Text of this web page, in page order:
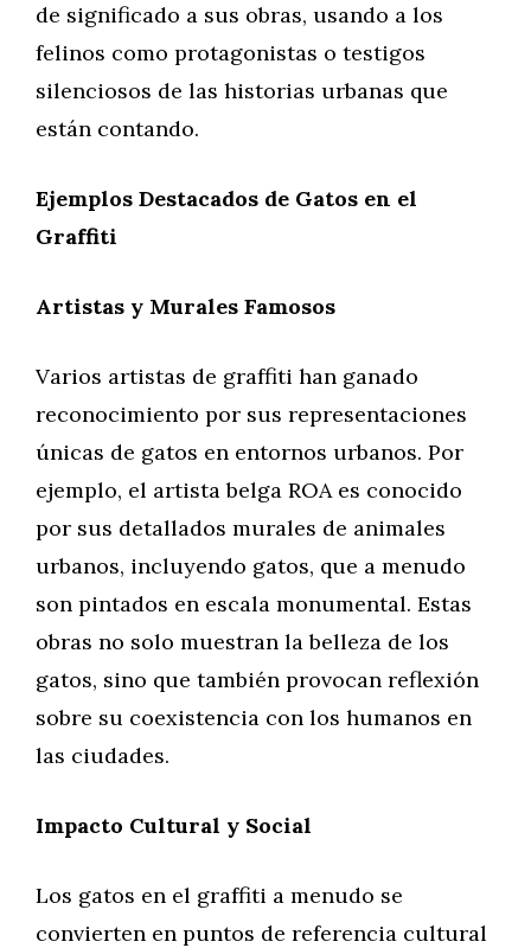
de significado a sus obras, usando a los
felinos como protagonistas o testigos
silenciosos de las historias urbanas que
están contando.
Ejemplos Destacados de Gatos en el
Graffiti
Artistas y Murales Famosos
Varios artistas de graffiti han ganado
reconocimiento por sus representaciones
únicas de gatos en entornos urbanos. Por
ejemplo, el artista belga ROA es conocido
por sus detallados murales de animales
urbanos, incluyendo gatos, que a menudo
son pintados en escala monumental. Estas
obras no solo muestran la belleza de los
gatos, sino que también provocan reflexión
sobre su coexistencia con los humanos en
las ciudades.
Impacto Cultural y Social
Los gatos en el graffiti a menudo se
convierten en puntos de referencia cultural